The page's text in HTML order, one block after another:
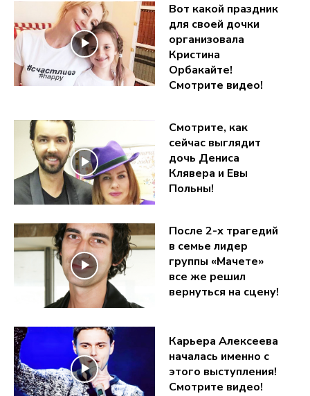
Вот какой праздник
для своей дочки
организовала
Кристина
Орбакайте!
Смотрите видео!
Смотрите, как
сейчас выглядит
дочь Дениса
Клявера и Евы
Польны!
После 2-х трагедий
в семье лидер
группы «Мачете»
все же решил
вернуться на сцену!
Карьера Алексеева
началась именно с
этого выступления!
Смотрите видео!